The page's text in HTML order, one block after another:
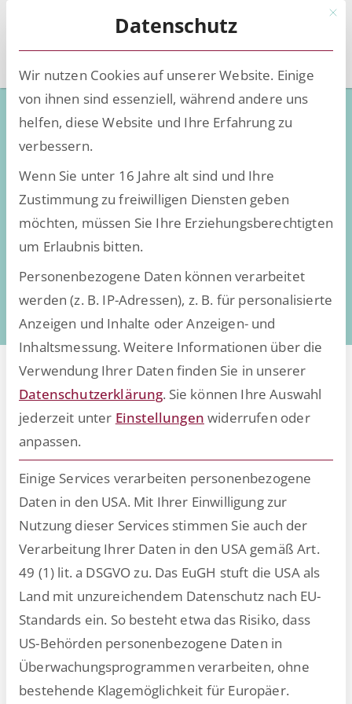
7 Gründe für ein Enterprise
Service Management im
Unternehmen
Eine moderne ESM-Plattform
standardisiert Abläufe,
automatisiert repetitive
Aufgaben und schafft die nötige
Datentransparenz für steuerbare
Services.
Startseite »HR-Ratgeber»7 Gründe für ein
Enterprise Service Management im Unternehmen
Mit
Datenschutz
Wir nutzen Cookies auf unserer Website. Einige
von ihnen sind essenziell, während andere uns
helfen, diese Website und Ihre Erfahrung zu
verbessern.
Wenn Sie unter 16 Jahre alt sind und Ihre
Zustimmung zu freiwilligen Diensten geben
möchten, müssen Sie Ihre Erziehungsberechtigten
um Erlaubnis bitten.
Personenbezogene Daten können verarbeitet
werden (z. B. IP-Adressen), z. B. für personalisierte
Anzeigen und Inhalte oder Anzeigen- und
Inhaltsmessung. Weitere Informationen über die
Verwendung Ihrer Daten finden Sie in unserer
Datenschutzerklärung. Sie können Ihre Auswahl
jederzeit unter Einstellungen widerrufen oder
anpassen.
Einige Services verarbeiten personenbezogene
Daten in den USA. Mit Ihrer Einwilligung zur
Nutzung dieser Services stimmen Sie auch der
Verarbeitung Ihrer Daten in den USA gemäß Art.
49 (1) lit. a DSGVO zu. Das EuGH stuft die USA als
Land mit unzureichendem Datenschutz nach EU-
Standards ein. So besteht etwa das Risiko, dass
US-Behörden personenbezogene Daten in
Überwachungsprogrammen verarbeiten, ohne
bestehende Klagemöglichkeit für Europäer.